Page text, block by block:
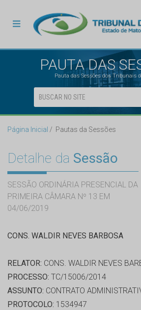
PAUTA DAS
Pauta das Sessões dos Tribunais
Página Inicial Pautas da Sessões
Detalhe da Sessão
SESSÃO ORDINÁRIA PRESENCIAL DA
PRIMEIRA CÂMARA Nº 13 EM
04/06/2019
CONS. WALDIR NEVES BARBOSA
RELATOR: CONS. WALDIR NEVES
PROCESSO: TC/15006/2014
ASSUNTO: CONTRATO
PROTOCOLO: 1534947